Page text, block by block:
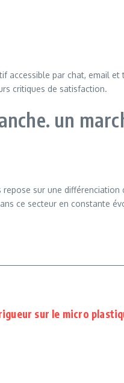
accessible par chat, email
critiques de satisfaction.
un
sur une
ce secteur en constante
sur le micro